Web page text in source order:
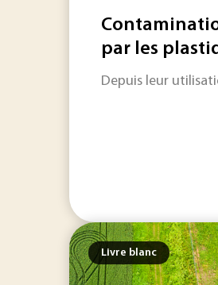
par les
Depuis leur
Livre blanc